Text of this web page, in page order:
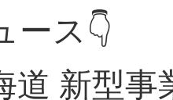
ース👇
道 新型